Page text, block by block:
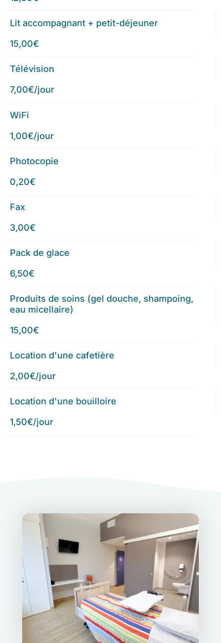
Lit accompagnant + petit-déjeuner
15,00€
Télévision
7,00€/jour
WiFi
1,00€/jour
Photocopie
0,20€
Fax
3,00€
Pack de glace
6,50€
Produits de soins (gel douche, shampoing,
eau micellaire)
15,00€
Location d'une cafetière
2,00€/jour
Location d'une bouilloire
1,50€/jour